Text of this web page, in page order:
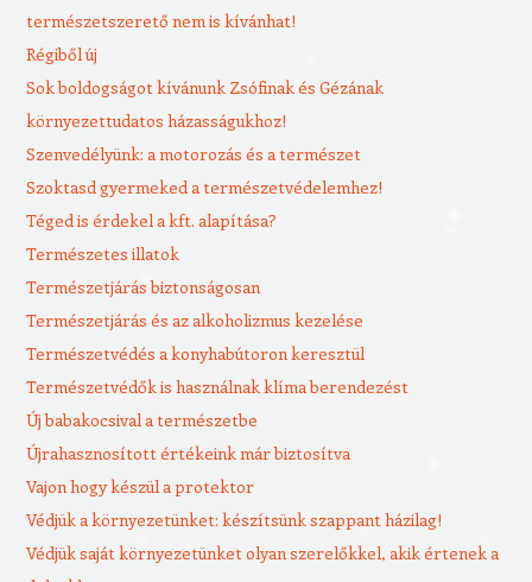
természetszerető nem is kívánhat!
Régiből új
Sok boldogságot kívánunk Zsófinak és Gézának
környezettudatos házasságukhoz!
Szenvedélyünk: a motorozás és a természet
Szoktasd gyermeked a természetvédelemhez!
Téged is érdekel a kft. alapítása?
Természetes illatok
Természetjárás biztonságosan
Természetjárás és az alkoholizmus kezelése
Természetvédés a konyhabútoron keresztül
Természetvédők is használnak klíma berendezést
Új babakocsival a természetbe
Újrahasznosított értékeink már biztosítva
Vajon hogy készül a protektor
Védjük a környezetünket: készítsünk szappant házilag!
Védjük saját környezetünket olyan szerelőkkel, akik értenek a